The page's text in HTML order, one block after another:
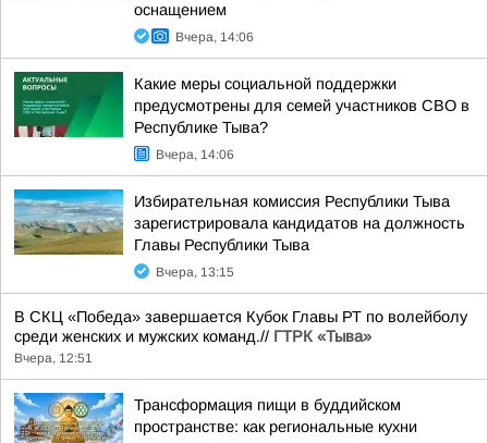
оснащением
Вчера, 14:06
Какие меры социальной поддержки
предусмотрены для семей участников СВО в
Республике Тыва?
Вчера, 14:06
Избирательная комиссия Республики Тыва
зарегистрировала кандидатов на должность
Главы Республики Тыва
Вчера, 13:15
В СКЦ «Победа» завершается Кубок Главы РТ по волейболу
среди женских и мужских команд.// ГТРК «Тыва»
Вчера, 12:51
Трансформация пищи в буддийском
пространстве: как региональные кухни